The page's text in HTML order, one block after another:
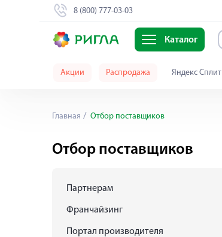
8 (800) 777-03-03
Каталог
Акции Распродажа Яндекс Сплит
Главная Отбор поставщиков
Отбор поставщиков
Партнерам
Франчайзинг
Портал производителя